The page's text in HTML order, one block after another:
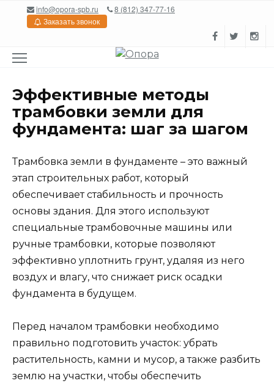
Перейтиinfo@opora-spb.ru
8 (812) 347-77-16
Заказать звонок
Эффективные методы
трамбовки земли для
фундамента: шаг за шагом
Трамбовка земли в фундаменте – это важный
этап строительных работ, который
обеспечивает стабильность и прочность
основы здания. Для этого используют
специальные трамбовочные машины или
ручные трамбовки, которые позволяют
эффективно уплотнить грунт, удаляя из него
воздух и влагу, что снижает риск осадки
фундамента в будущем.
Перед началом трамбовки необходимо
правильно подготовить участок: убрать
растительность, камни и мусор, а также разбить
землю на участки, чтобы обеспечить